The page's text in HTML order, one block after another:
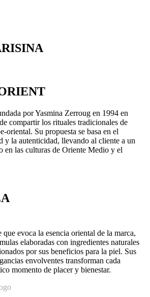
por Yasmina Zerroug en 1994 en
compartir los rituales tradicionales de
oriental. Su propuesta se basa en el
y la autenticidad, llevando al cliente a un
en las culturas de Oriente Medio y el
evoca la esencia oriental de la marca,
elaboradas con ingredientes naturales
por sus beneficios para la piel. Sus
envolventes transforman cada
momento de placer y bienestar.